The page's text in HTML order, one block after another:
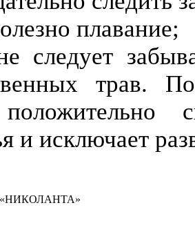
плавание;
следует
трав.
и исключает
«НИКОЛАНТА»